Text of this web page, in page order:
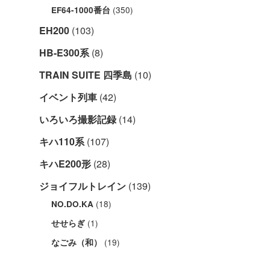
EF64-1000番台 (350)
EH200 (103)
HB-E300系(8)
TRAIN SUITE 四季島 (10)
イベント列車 (42)
いろいろ撮影記録(14)
キハ110系(107)
キハE200形 (28)
ジョイフルトレイン (139)
NO.DO.KA (18)
せせらぎ (1)
なごみ（和） (19)